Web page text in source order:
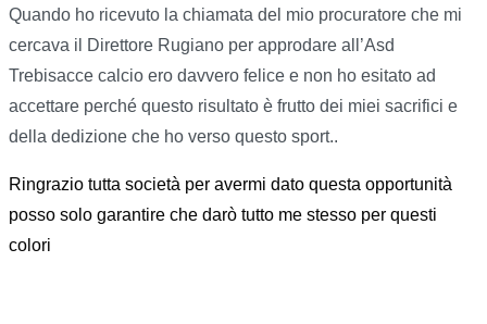
Quando ho ricevuto la chiamata del mio procuratore che mi
cercava il Direttore Rugiano per approdare all’Asd
Trebisacce calcio ero davvero felice e non ho esitato ad
accettare perché questo risultato è frutto dei miei sacrifici e
della dedizione che ho verso questo sport..
Ringrazio tutta società per avermi dato questa opportunità
posso solo garantire che darò tutto me stesso per questi
colori